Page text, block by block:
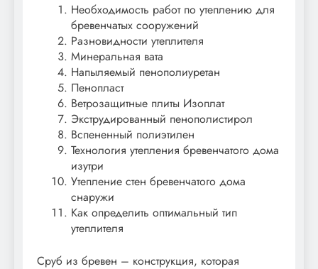
Необходимость работ по утеплению для
бревенчатых сооружений
Разновидности утеплителя
Минеральная вата
Напыляемый пенополиуретан
Пенопласт
Ветрозащитные плиты Изоплат
Экструдированный пенополистирол
Вспененный полиэтилен
Технология утепления бревенчатого дома
изутри
Утепление стен бревенчатого дома
снаружи
Как определить оптимальный тип
утеплителя
Сруб из бревен – конструкция, которая